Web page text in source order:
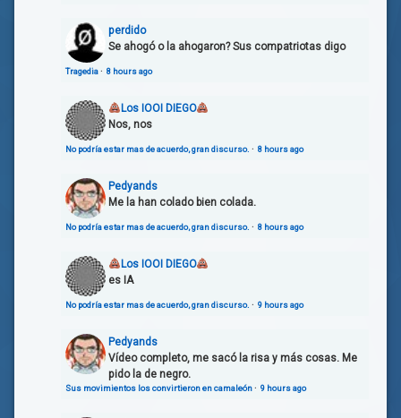
perdido
Se ahogó o la ahogaron? Sus compatriotas digo
Tragedia· 8 hours ago
Los IOOI DIEGO
Nos, nos
No podría estar mas de acuerdo, gran discurso. · 8 hours ago
Pedyands
Me la han colado bien colada.
No podría estar mas de acuerdo, gran discurso. · 8 hours ago
Los IOOI DIEGO
es IA
No podría estar mas de acuerdo, gran discurso. · 9 hours ago
Pedyands
Vídeo completo, me sacó la risa y más cosas. Me
pido la de negro.
Sus movimientos los convirtieron en camaleón· 9 hours ago